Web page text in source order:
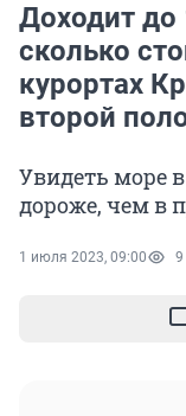
Доходит до
сколько
курортах
второй
Увидеть море
дороже, чем в
1 июля 2023, 09:00 9